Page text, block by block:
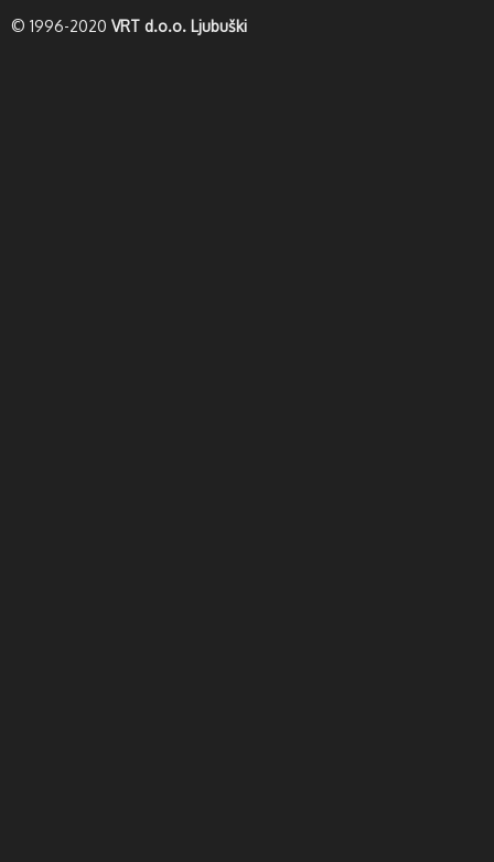
© 1996-2020 VRT d.o.o. Ljubuški